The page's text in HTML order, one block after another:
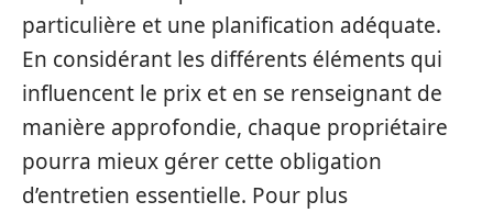
particulière et une planification adéquate.
En considérant les différents éléments qui
influencent le prix et en se renseignant de
manière approfondie, chaque propriétaire
pourra mieux gérer cette obligation
d’entretien essentielle. Pour plus